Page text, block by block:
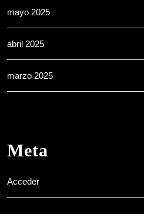
mayo 2025
abril 2025
marzo 2025
Meta
Acceder